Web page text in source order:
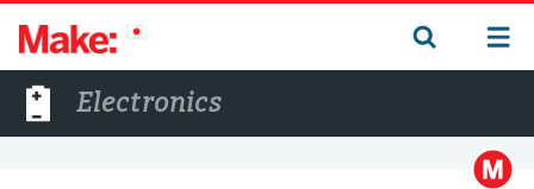
Electronics